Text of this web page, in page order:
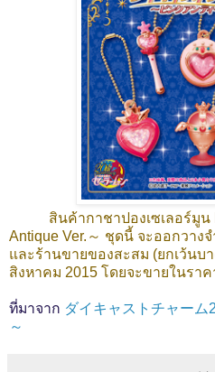
สินค้ากาชาปองเซเลอร์มูน
Antique Ver.～ ชุดนี้ จะออกวา
และร้านขายของสะสม (ยกเว้นบ
สิงหาคม 2015 โดยจะขายในรา
ที่มาจาก ダイキャストチャーム
～